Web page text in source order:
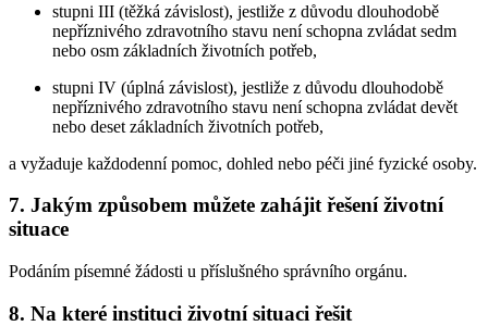
stupni III (těžká závislost), jestliže z důvodu dlouhodobě
nepříznivého zdravotního stavu není schopna zvládat sedm
nebo osm základních životních potřeb,
stupni IV (úplná závislost), jestliže z důvodu dlouhodobě
nepříznivého zdravotního stavu není schopna zvládat devět
nebo deset základních životních potřeb,
a vyžaduje každodenní pomoc, dohled nebo péči jiné fyzické osoby.
7. Jakým způsobem můžete zahájit řešení životní
situace
Podáním písemné žádosti u příslušného správního orgánu.
8. Na které instituci životní situaci řešit